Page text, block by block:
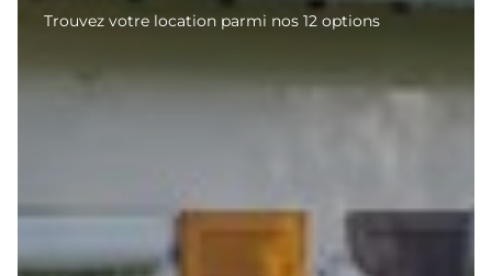
Trouvez votre location parmi nos 12 options